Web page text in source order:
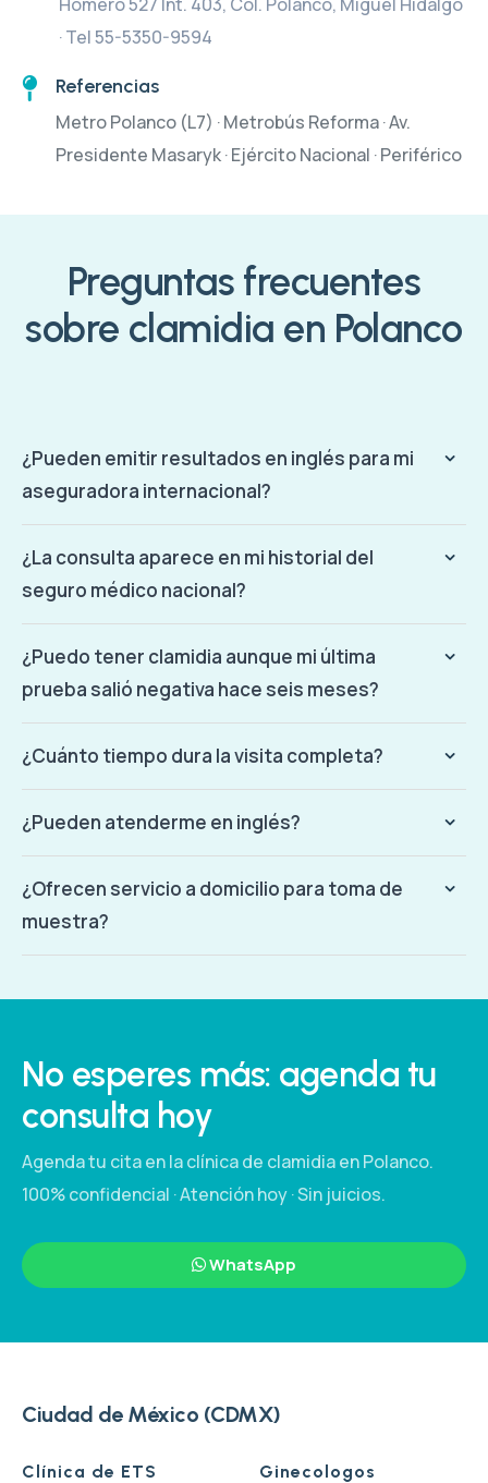
· Tel 55-5350-9594
Referencias
Metro Polanco (L7) · Metrobús Reforma · Av.
Presidente Masaryk · Ejército Nacional · Periférico
Preguntas frecuentes
sobre clamidia en Polanco
¿Pueden emitir resultados en inglés para mi
aseguradora internacional?
¿La consulta aparece en mi historial del
seguro médico nacional?
¿Puedo tener clamidia aunque mi última
prueba salió negativa hace seis meses?
¿Cuánto tiempo dura la visita completa?
¿Pueden atenderme en inglés?
¿Ofrecen servicio a domicilio para toma de
muestra?
No esperes más: agenda tu
consulta hoy
Agenda tu cita en la clínica de clamidia en Polanco.
100% confidencial · Atención hoy · Sin juicios.
WhatsApp
Ciudad de México (CDMX)
Clínica de ETS
Ginecologos